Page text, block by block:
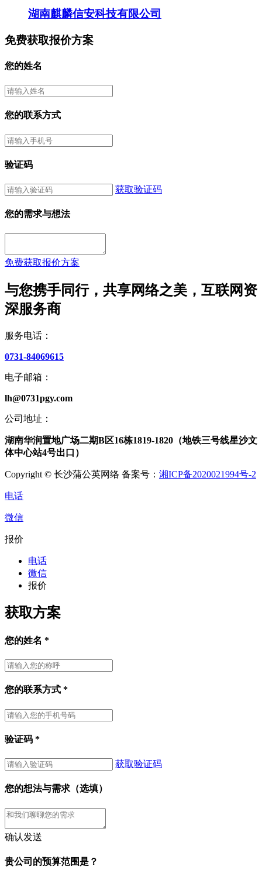
湖南麒麟信安科技有限公司
免费获取报价方案
您的姓名
您的联系方式
验证码
获取验证码
您的需求与想法
免费获取报价方案
与您携手同行，共享网络之美，互联网资
深服务商
服务电话：
0731-84069615
电子邮箱：
lh@0731pgy.com
公司地址：
湖南华润置地广场二期B区16栋1819-1820（地铁三号线星沙文
体中心站4号出口）
Copyright © 长沙蒲公英网络 备案号： 湘ICP备2020021994号-2
电话
微信
报价
电话
微信
报价
获取方案
您的姓名 *
您的联系方式 *
验证码 *
获取验证码
您的想法与需求（选填）
确认发送
贵公司的预算范围是？